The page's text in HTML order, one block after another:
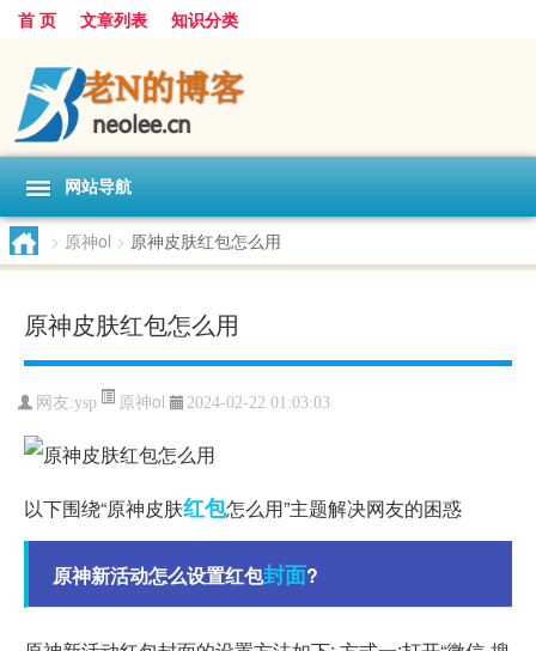
首 页 文章列表 知识分类
网站导航
> 原神ol > 原神皮肤红包怎么用
原神皮肤红包怎么用
网友:ysp 原神ol 2024-02-22 01:03:03
以下围绕“原神皮肤红包怎么用”主题解决网友的困惑
原神新活动怎么设置红包封面?